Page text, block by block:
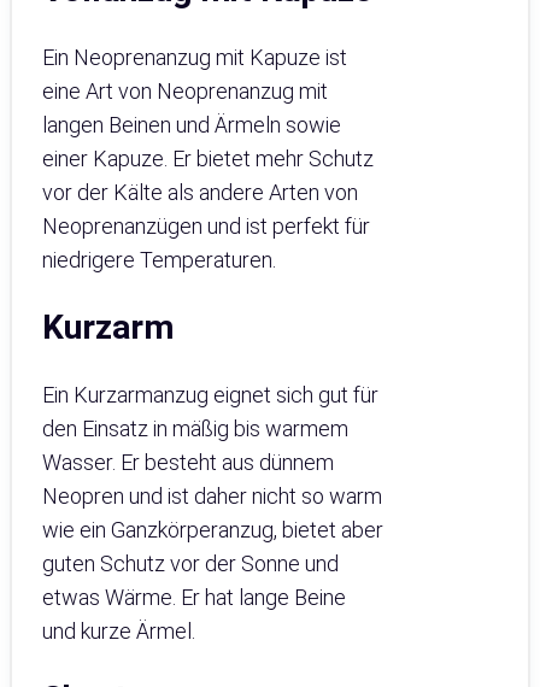
Ein Neoprenanzug mit Kapuze ist
eine Art von Neoprenanzug mit
langen Beinen und Ärmeln sowie
einer Kapuze. Er bietet mehr Schutz
vor der Kälte als andere Arten von
Neoprenanzügen und ist perfekt für
niedrigere Temperaturen.
Kurzarm
Ein Kurzarmanzug eignet sich gut für
den Einsatz in mäßig bis warmem
Wasser. Er besteht aus dünnem
Neopren und ist daher nicht so warm
wie ein Ganzkörperanzug, bietet aber
guten Schutz vor der Sonne und
etwas Wärme. Er hat lange Beine
und kurze Ärmel.